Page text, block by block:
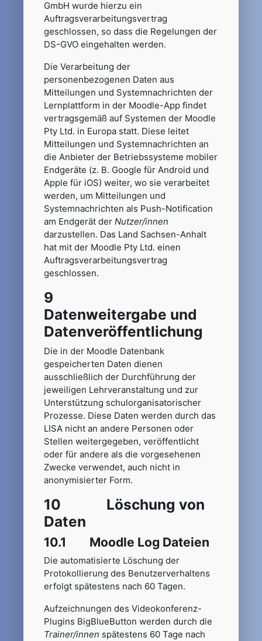
GmbH wurde hierzu ein
Auftragsverarbeitungsvertrag
geschlossen, so dass die Regelungen der
DS-GVO eingehalten werden.
Die Verarbeitung der
personenbezogenen Daten aus
Mitteilungen und Systemnachrichten der
Lernplattform in der Moodle-App findet
vertragsgemäß auf Systemen der Moodle
Pty Ltd. in Europa statt. Diese leitet
Mitteilungen und Systemnachrichten an
die Anbieter der Betriebssysteme mobiler
Endgeräte (z. B. Google für Android und
Apple für iOS) weiter, wo sie verarbeitet
werden, um Mitteilungen und
Systemnachrichten als Push-Notification
am Endgerät der Nutzer/innen
darzustellen. Das Land Sachsen-Anhalt
hat mit der Moodle Pty Ltd. einen
Auftragsverarbeitungsvertrag
geschlossen.
9
Datenweitergabe und
Datenveröffentlichung
Die in der Moodle Datenbank
gespeicherten Daten dienen
ausschließlich der Durchführung der
jeweiligen Lehrveranstaltung und zur
Unterstützung schulorganisatorischer
Prozesse. Diese Daten werden durch das
LISA nicht an andere Personen oder
Stellen weitergegeben, veröffentlicht
oder für andere als die vorgesehenen
Zwecke verwendet, auch nicht in
anonymisierter Form.
10 Löschung von
Daten
10.1 Moodle Log Dateien
Die automatisierte Löschung der
Protokollierung des Benutzerverhaltens
erfolgt spätestens nach 60 Tagen.
Aufzeichnungen des Videokonferenz-
Plugins BigBlueButton werden durch die
Trainer/innen spätestens 60 Tage nach